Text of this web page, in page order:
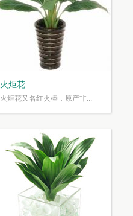
火炬花
火炬花又名红火棒，原产非...